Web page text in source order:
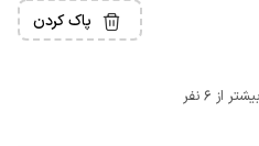
پاک کردن